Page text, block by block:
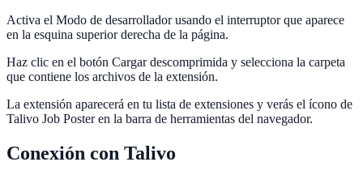
Activa el Modo de desarrollador usando el interruptor que aparece
en la esquina superior derecha de la página.
Haz clic en el botón Cargar descomprimida y selecciona la carpeta
que contiene los archivos de la extensión.
La extensión aparecerá en tu lista de extensiones y verás el ícono de
Talivo Job Poster en la barra de herramientas del navegador.
Conexión con Talivo